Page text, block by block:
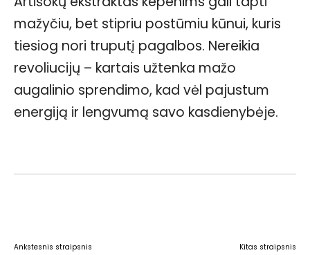
mažyčiu, bet stipriu postūmiu kūnui, kuris
tiesiog nori truputį pagalbos. Nereikia
revoliucijų – kartais užtenka mažo
augalinio sprendimo, kad vėl pajustum
energiją ir lengvumą savo kasdienybėje.
Ankstesnis straipsnis Kitas straipsnis